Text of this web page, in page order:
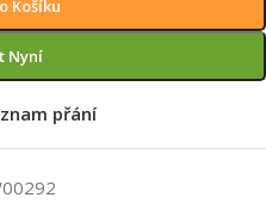
Košíku
Nyní
přání